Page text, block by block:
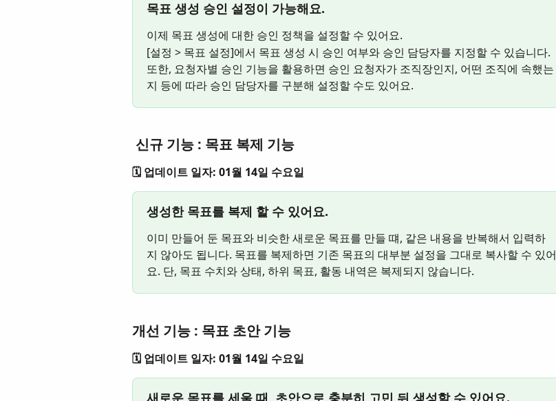
목표 생성 승인 설정이 가능해요.
이제 목표 생성에 대한 승인 정책을 설정할 수 있어요.
[설정 > 목표 설정]에서 목표 생성 시 승인 여부와 승인 담당자를 지정할 수 있습니다.
또한, 요청자별 승인 기능을 활용하면 승인 요청자가 조직장인지, 어떤 조직에 속했는
지 등에 따라 승인 담당자를 구분해 설정할 수도 있어요.
신규 기능 : 목표 복제 기능
🗓️ 업데이트 일자: 01월 14일 수요일
생성한 목표를 복제 할 수 있어요.
이미 만들어 둔 목표와 비슷한 새로운 목표를 만들 떄, 같은 내용을 반복해서 입력하
지 않아도 됩니다. 목표를 복제하면 기존 목표의 대부분 설정을 그대로 복사할 수 있어
요. 단, 목표 수치와 상태, 하위 목표, 활동 내역은 복제되지 않습니다.
개선 기능 : 목표 초안 기능
🗓️ 업데이트 일자: 01월 14일 수요일